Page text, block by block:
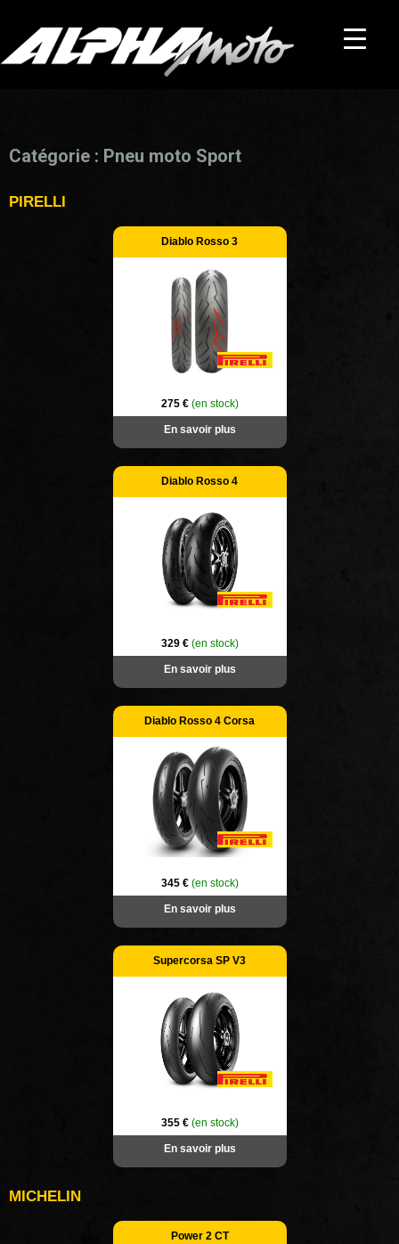
Catégorie : Pneu moto Sport
PIRELLI
Diablo Rosso 3
275 € (en stock)
En savoir plus
Diablo Rosso 4
329 € (en stock)
En savoir plus
Diablo Rosso 4 Corsa
345 € (en stock)
En savoir plus
Supercorsa SP V3
355 € (en stock)
En savoir plus
MICHELIN
Power 2 CT